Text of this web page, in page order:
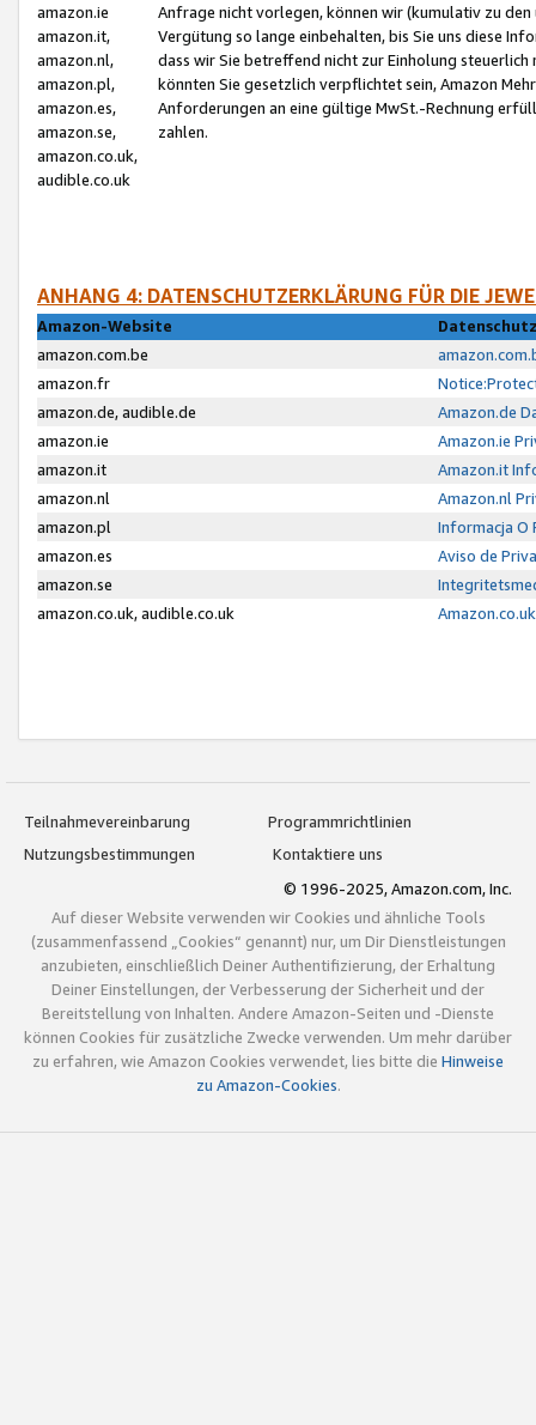
amazon.ie
amazon.it,
amazon.nl,
amazon.pl,
amazon.es,
amazon.se,
amazon.co.uk,
audible.co.uk
Anfrage nicht vorlegen, können wir (kumulativ zu
Vergütung so lange einbehalten, bis Sie uns diese
dass wir Sie betreffend nicht zur Einholung
könnten Sie gesetzlich verpflichtet sein, Amazon
Anforderungen an eine gültige MwSt.-Rechnung
zahlen.
ANHANG 4: DATENSCHUTZERKLÄRUNG FÜR DIE
Amazon-Website
amazon.com.be
amazon.fr
amazon.de, audible.de
Amazon.de
amazon.ie
Amazon.ie
amazon.it
Amazon.it
amazon.nl
Amazon.nl
amazon.pl
Informacja O
amazon.es
Aviso de
amazon.se
amazon.co.uk, audible.co.uk
Teilnahmevereinbarung
Programmrichtlinien
Nutzungsbestimmungen
Kontaktiere uns
© 1996-2025, Amazon.com, Inc.
Auf dieser Website verwenden wir Cookies und ähnliche Tools
(zusammenfassend „Cookies“ genannt) nur, um Dir Dienstleistungen
anzubieten, einschließlich Deiner Authentifizierung, der Erhaltung
Deiner Einstellungen, der Verbesserung der Sicherheit und der
Bereitstellung von Inhalten. Andere Amazon-Seiten und -Dienste
können Cookies für zusätzliche Zwecke verwenden. Um mehr darüber
zu erfahren, wie Amazon Cookies verwendet, lies bitte die Hinweise
zu Amazon-Cookies.